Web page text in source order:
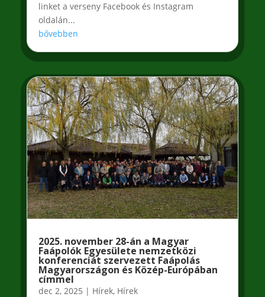
linket a verseny Facebook és Instagram
oldalán...
bővebben
2025. november 28-án a Magyar
Faápolók Egyesülete nemzetközi
konferenciát szervezett Faápolás
Magyarországon és Közép-Európában
címmel
dec 2, 2025 | Hírek, Hírek